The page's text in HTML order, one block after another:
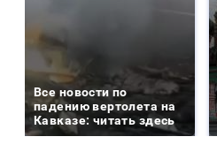
Все новости по
падению вертолета на
Кавказе: читать здесь